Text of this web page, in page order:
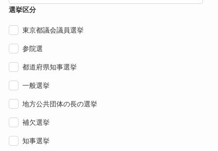
選挙区分
東京都議会議員選挙
参院選
都道府県知事選挙
一般選挙
地方公共団体の長の選挙
補欠選挙
知事選挙